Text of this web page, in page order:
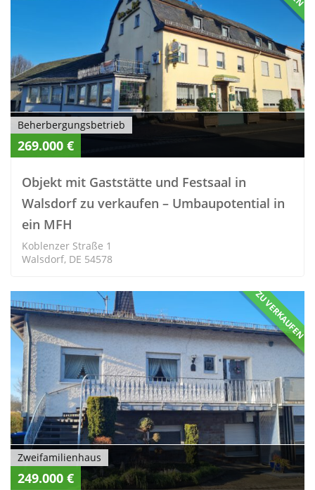
Beherbergungsbetrieb
269.000 €
Objekt mit Gaststätte und Festsaal in
Walsdorf zu verkaufen – Umbaupotential in
ein MFH
Koblenzer Straße 1
Walsdorf, DE 54578
ZU VERKAUFEN
Zweifamilienhaus
249.000 €